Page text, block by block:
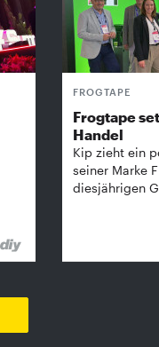
FROGTAPE
Frogtape
Handel
Kip zieht ein
seiner Marke
diesjährigen